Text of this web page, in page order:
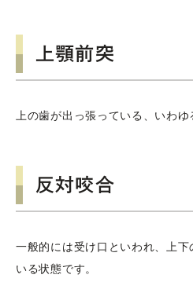
上顎前突
上の歯が出っ張っている、いわゆ
反対咬合
一般的には受け口といわれ、上
いる状態です。